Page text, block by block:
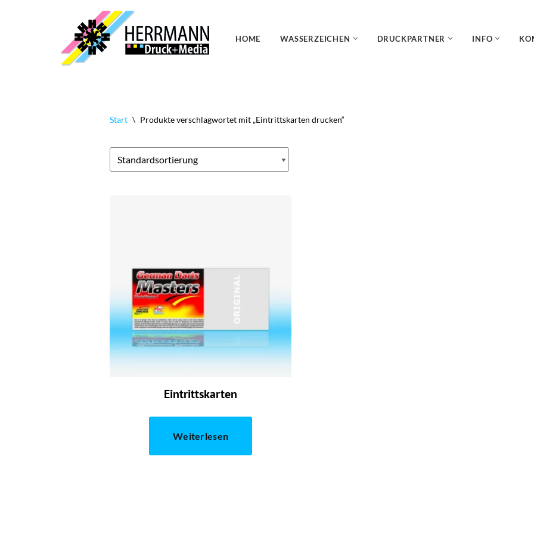
HOME WASSERZEICHEN DRUCKPARTNER INFO
Start \ Produkte verschlagwortet mit „Eintrittskarten drucken“
Eintrittskarten
Weiterlesen